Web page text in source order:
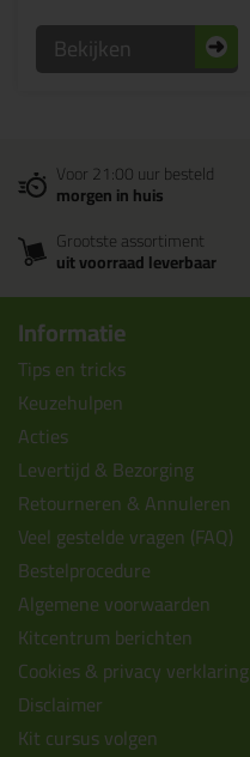
Bekijken
Voor 21:00 uur besteld
morgen in huis
Grootste assortiment
uit voorraad leverbaar
Informatie
Tips en tricks
Keuzehulpen
Acties
Levertijd & Bezorging
Retourneren & Annuleren
Veel gestelde vragen (FAQ)
Bestelprocedure
Algemene voorwaarden
Kitcentrum berichten
Cookies & privacy verklaring
Disclaimer
Kit cursus volgen